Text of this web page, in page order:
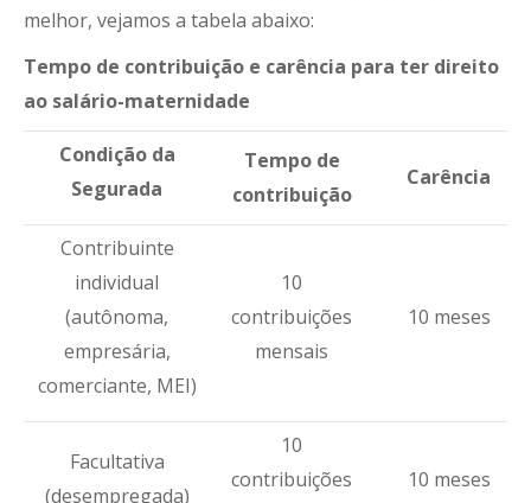
melhor, vejamos a tabela abaixo:
Tempo de contribuição e carência para ter direito
ao salário-maternidade
Condição da
Segurada
Tempo de
contribuição
Carência
Contribuinte
individual
(autônoma,
empresária,
comerciante, MEI)
10
contribuições
mensais
10 meses
Facultativa
(desempregada)
10
contribuições
10 meses